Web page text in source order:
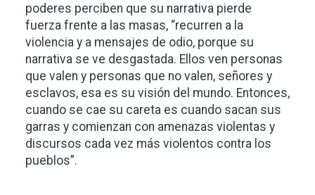
poderes perciben que su narrativa pierde
fuerza frente a las masas, “recurren a la
violencia y a mensajes de odio, porque su
narrativa se ve desgastada. Ellos ven personas
que valen y personas que no valen, señores y
esclavos, esa es su visión del mundo. Entonces,
cuando se cae su careta es cuando sacan sus
garras y comienzan con amenazas violentas y
discursos cada vez más violentos contra los
pueblos”.